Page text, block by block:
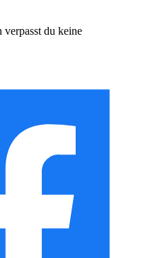
du keine